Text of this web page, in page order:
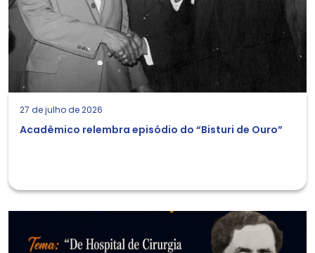
27 de julho de 2026
Acadêmico relembra episódio do “Bisturi de Ouro”